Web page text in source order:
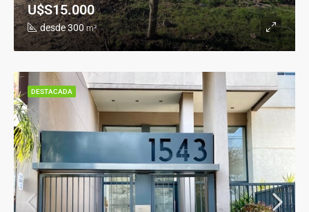
desde 300 m²
U$S15.000
DESTACADA